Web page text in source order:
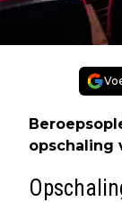
opschaling